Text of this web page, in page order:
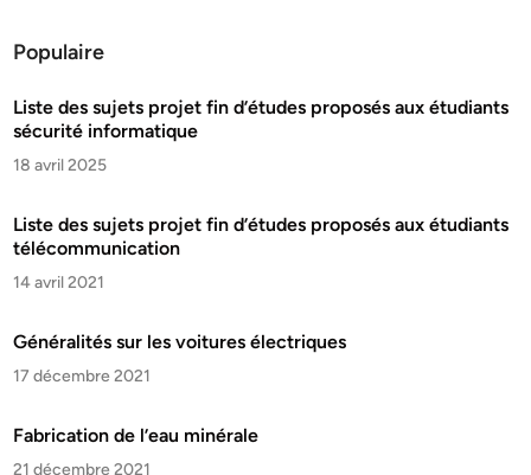
Populaire
Liste des sujets projet fin d’études proposés aux étudiants
sécurité informatique
18 avril 2025
Liste des sujets projet fin d’études proposés aux étudiants
télécommunication
14 avril 2021
Généralités sur les voitures électriques
17 décembre 2021
Fabrication de l’eau minérale
21 décembre 2021